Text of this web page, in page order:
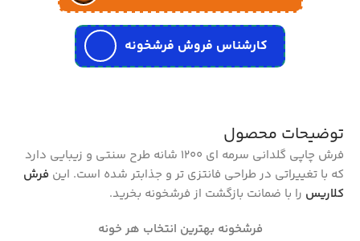
کارشناس فروش فرشخونه
توضیحات محصول
فرش چاپی گلدانی سرمه ای 1200 شانه طرح سنتی و زیبایی دارد
که با تغییراتی در طراحی فانتزی تر و جذابتر شده است. این فرش
کلاریس را با ضمانت بازگشت از فرشخونه بخرید.
فرشخونه بهترین انتخاب هر خونه